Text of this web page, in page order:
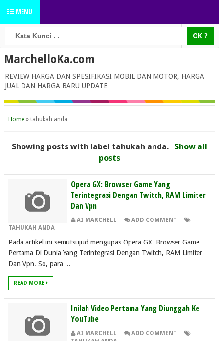
MENU
MarchelloKa.com
REVIEW HARGA DAN SPESIFIKASI MOBIL DAN MOTOR, HARGA
JUAL DAN HARGA BARU UPDATE
Home » tahukah anda
Showing posts with label tahukah anda.
Show all
posts
Opera GX: Browser Game Yang
Terintegrasi Dengan Twitch, RAM Limiter
Dan Vpn
AI MARCHELL
ADD COMMENT
TAHUKAH ANDA
Pada artikel ini semutsujud mengupas Opera GX: Browser Game
Pertama Di Dunia Yang Terintegrasi Dengan Twitch, RAM Limiter
Dan Vpn. So, para ...
READ MORE
Inilah Video Pertama Yang Diunggah Ke
YouTube
AI MARCHELL
ADD COMMENT